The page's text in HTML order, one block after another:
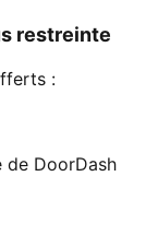
restreinte
:
de DoorDash